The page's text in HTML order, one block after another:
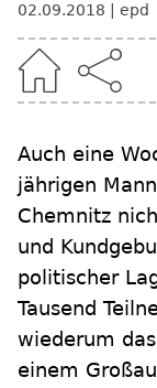
02.09.2018 epd
Auch eine
jährigen
Chemnitz
und
politischer
Tausend
wiederum
einem